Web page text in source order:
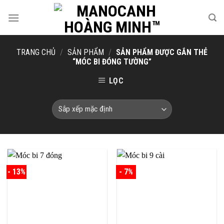
TRANG CHỦ / SẢN PHẨM / SẢN PHẨM ĐƯỢC GẮN THẺ
“MÓC BI ĐÓNG TƯỜNG”
LỌC
- 13% - 7%